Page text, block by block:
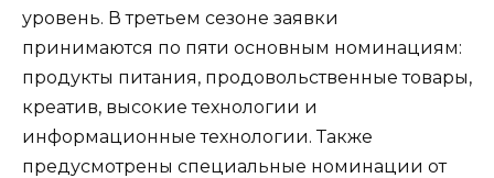
уровень. В третьем сезоне заявки
принимаются по пяти основным номинациям:
продукты питания, продовольственные товары,
креатив, высокие технологии и
информационные технологии. Также
предусмотрены специальные номинации от